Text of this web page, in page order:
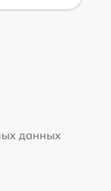
данных